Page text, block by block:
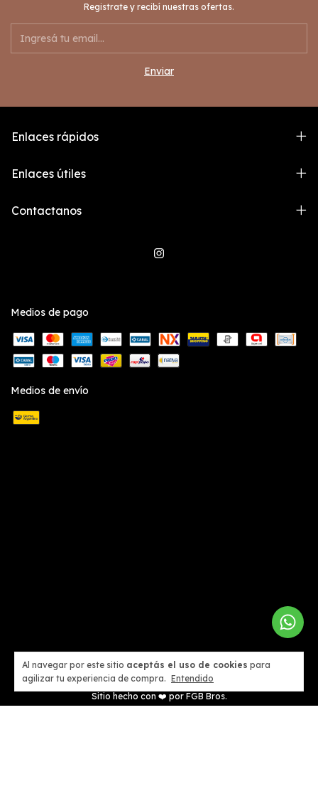
Al navegar por este sitio aceptás el uso de cookies para
agilizar tu experiencia de compra. Entendido
Registrate y recibí nuestras ofertas.
Enlaces rápidos
Enlaces útiles
Contactanos
Medios de pago
Medios de envío
Sitio hecho con ❤️ por FGB Bros.